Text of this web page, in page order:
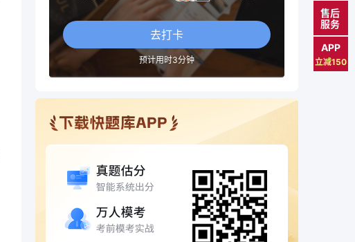
去打卡
预计用时3分钟
售后
服务
APP
立减150